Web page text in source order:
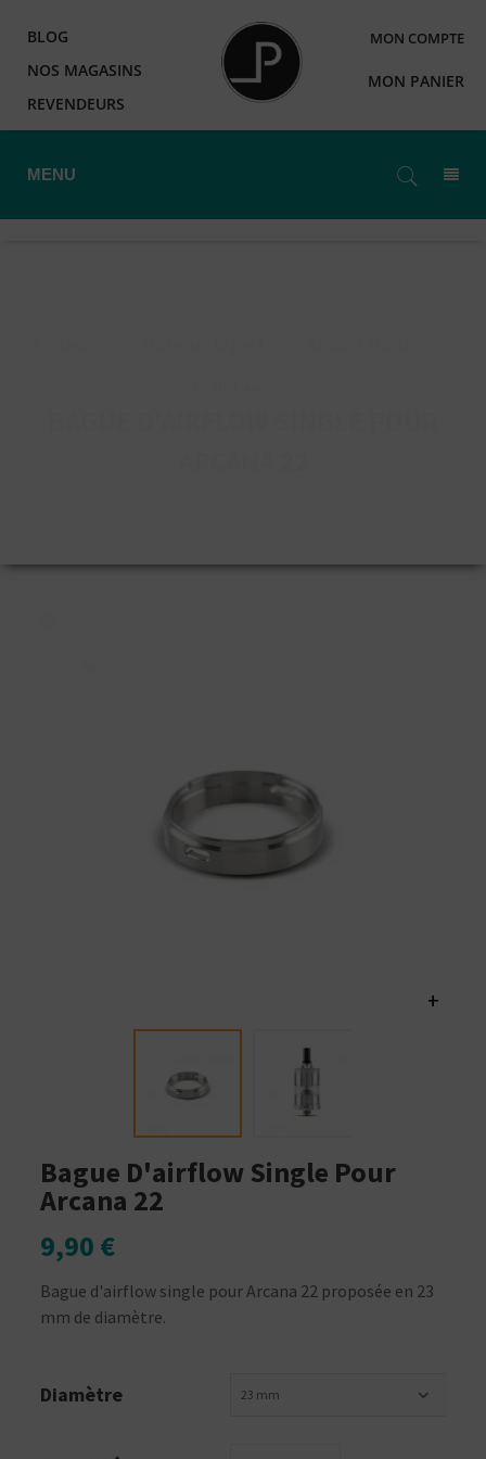
BLOG
NOS MAGASINS
REVENDEURS
MON COMPTE
MON PANIER
MENU
+
Bague D'airflow Single Pour
Arcana 22
9,90 €
Bague d'airflow single pour Arcana 22 proposée en 23
mm de diamètre.
Diamètre 23 mm